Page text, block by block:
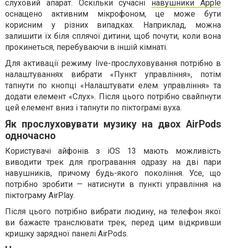
слуховий апарат. Оскільки сучасні навушники Apple
оснащено активним мікрофоном, це може бути
корисним у різних випадках. Наприклад, можна
залишити їх біля сплячої дитини, щоб почути, коли вона
прокинеться, перебуваючи в іншій кімнаті.
Для активації режиму live-прослуховування потрібно в
налаштуваннях вибрати «Пункт управління», потім
тапнути по кнопці «Налаштувати елем. управління» та
додати елемент «Слух». Після цього потрібно свайпнути
цей елемент вниз і тапнути по піктограмі вуха.
Як прослуховувати музику на двох AirPods
одночасно
Користувачі айфонів з iOS 13 мають можливість
виводити трек для програвання одразу на дві пари
навушників, причому будь-якого покоління. Усе, що
потрібно зробити — натиснути в пункті управління на
піктограму AirPlay.
Після цього потрібно вибрати людину, на телефон якої
ви бажаєте транслювати трек, перед цим відкривши
кришку зарядної панелі AirPods.